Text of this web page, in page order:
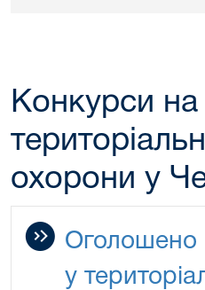
Конкурси на
охорони у
Оголошено
у